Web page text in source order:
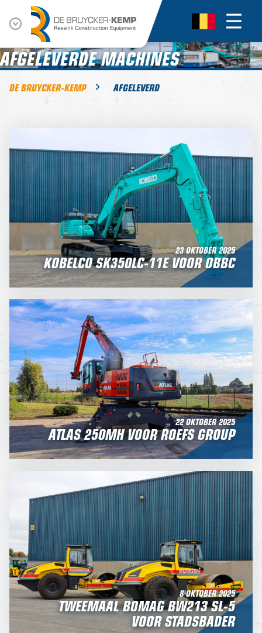
AFGELEVERDE MACHINES
DE BRUYCKER-KEMP AFGELEVERD
23 OKTOBER 2025
KOBELCO SK350LC-11E VOOR OBBC
22 OKTOBER 2025
ATLAS 250MH VOOR ROEFS GROUP
8 OKTOBER 2025
TWEEMAAL BOMAG BW213 SL-5
VOOR STADSBADER